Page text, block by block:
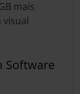
mais
Software